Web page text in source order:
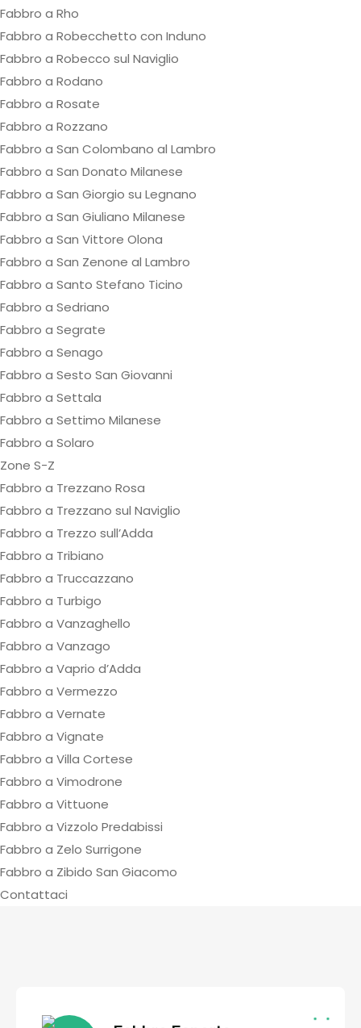
Fabbro a Rho
Fabbro a Robecchetto con Induno
Fabbro a Robecco sul Naviglio
Fabbro a Rodano
Fabbro a Rosate
Fabbro a Rozzano
Fabbro a San Colombano al Lambro
Fabbro a San Donato Milanese
Fabbro a San Giorgio su Legnano
Fabbro a San Giuliano Milanese
Fabbro a San Vittore Olona
Fabbro a San Zenone al Lambro
Fabbro a Santo Stefano Ticino
Fabbro a Sedriano
Fabbro a Segrate
Fabbro a Senago
Fabbro a Sesto San Giovanni
Fabbro a Settala
Fabbro a Settimo Milanese
Fabbro a Solaro
Zone S-Z
Fabbro a Trezzano Rosa
Fabbro a Trezzano sul Naviglio
Fabbro a Trezzo sull’Adda
Fabbro a Tribiano
Fabbro a Truccazzano
Fabbro a Turbigo
Fabbro a Vanzaghello
Fabbro a Vanzago
Fabbro a Vaprio d’Adda
Fabbro a Vermezzo
Fabbro a Vernate
Fabbro a Vignate
Fabbro a Villa Cortese
Fabbro a Vimodrone
Fabbro a Vittuone
Fabbro a Vizzolo Predabissi
Fabbro a Zelo Surrigone
Fabbro a Zibido San Giacomo
Contattaci